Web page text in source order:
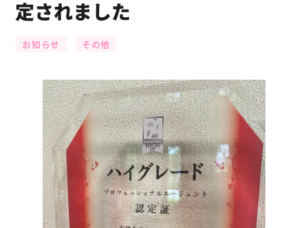
定されました
お知らせ その他